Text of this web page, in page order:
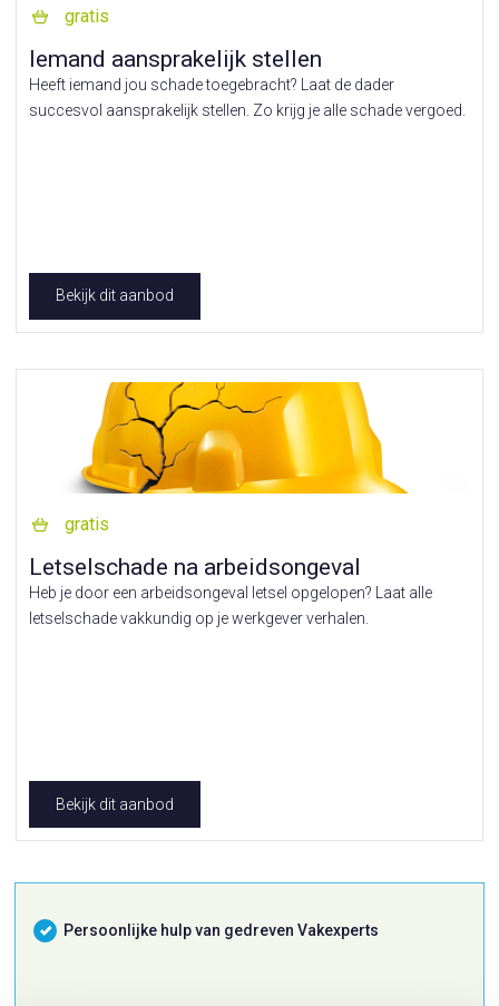
gratis
Iemand aansprakelijk stellen
Heeft iemand jou schade toegebracht? Laat de dader
succesvol aansprakelijk stellen. Zo krijg je alle schade vergoed.
Bekijk dit aanbod
gratis
Letselschade na arbeidsongeval
Heb je door een arbeidsongeval letsel opgelopen? Laat alle
letselschade vakkundig op je werkgever verhalen.
Bekijk dit aanbod
Persoonlijke hulp van gedreven Vakexperts